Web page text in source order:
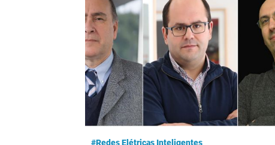
#Redes Elétricas Inteligentes